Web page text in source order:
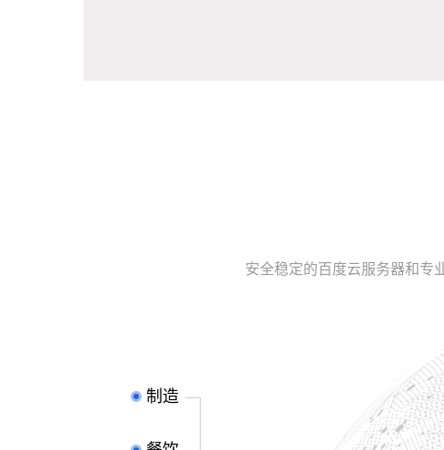
安全稳定的百度云服务器和专
制造